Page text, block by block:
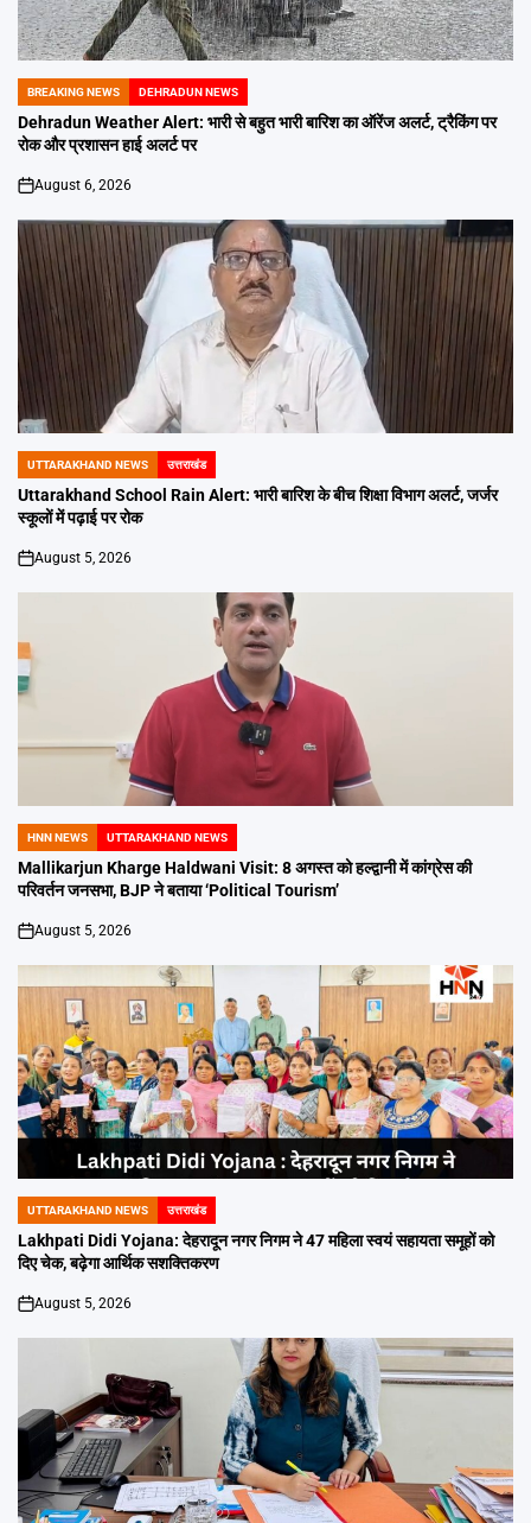
POSTED
IN
BREAKING NEWS DEHRADUN NEWS
Dehradun Weather Alert: भारी से बहुत भारी बारिश का ऑरेंज अलर्ट, ट्रैकिंग पर
रोक और प्रशासन हाई अलर्ट पर
on
August 6, 2026
POSTED
IN
UTTARAKHAND NEWS उत्तराखंड
Uttarakhand School Rain Alert: भारी बारिश के बीच शिक्षा विभाग अलर्ट, जर्जर
स्कूलों में पढ़ाई पर रोक
on
August 5, 2026
POSTED
IN
HNN NEWS UTTARAKHAND NEWS
Mallikarjun Kharge Haldwani Visit: 8 अगस्त को हल्द्वानी में कांग्रेस की
परिवर्तन जनसभा, BJP ने बताया ‘Political Tourism’
on
August 5, 2026
POSTED
IN
UTTARAKHAND NEWS उत्तराखंड
Lakhpati Didi Yojana: देहरादून नगर निगम ने 47 महिला स्वयं सहायता समूहों को
दिए चेक, बढ़ेगा आर्थिक सशक्तिकरण
on
August 5, 2026